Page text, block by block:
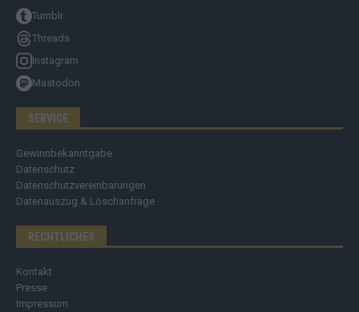
Tumblr
Threads
Instagram
Mastodon
SERVICE
Gewinnbekanntgabe
Datenschutz
Datenschutzvereinbarungen
Datenauszug & Löschanfrage
RECHTLICHES
Kontakt
Presse
Impressum